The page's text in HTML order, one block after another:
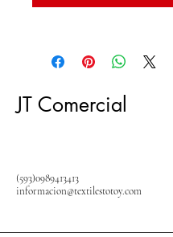
JT Comercial
(593)0989413413
informacion@textilestotoy.com